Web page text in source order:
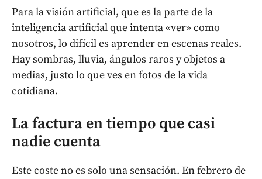
Para la visión artificial, que es la parte de la
inteligencia artificial que intenta «ver» como
nosotros, lo difícil es aprender en escenas reales.
Hay sombras, lluvia, ángulos raros y objetos a
medias, justo lo que ves en fotos de la vida
cotidiana.
La factura en tiempo que casi
nadie cuenta
Este coste no es solo una sensación. En febrero de